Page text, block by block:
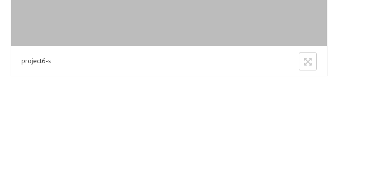
project6-s